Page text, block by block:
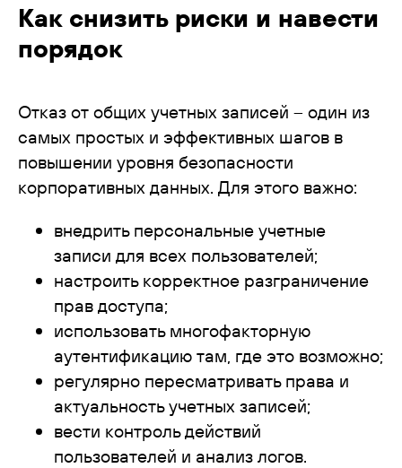
Как снизить риски и навести
порядок
Отказ от общих учетных записей – один из
самых простых и эффективных шагов в
повышении уровня безопасности
корпоративных данных. Для этого важно:
внедрить персональные учетные
записи для всех пользователей;
настроить корректное разграничение
прав доступа;
использовать многофакторную
аутентификацию там, где это возможно;
регулярно пересматривать права и
актуальность учетных записей;
вести контроль действий
пользователей и анализ логов.